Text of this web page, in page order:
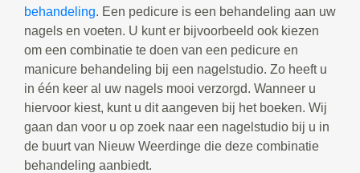
behandeling. Een pedicure is een behandeling aan uw
nagels en voeten. U kunt er bijvoorbeeld ook kiezen
om een combinatie te doen van een pedicure en
manicure behandeling bij een nagelstudio. Zo heeft u
in één keer al uw nagels mooi verzorgd. Wanneer u
hiervoor kiest, kunt u dit aangeven bij het boeken. Wij
gaan dan voor u op zoek naar een nagelstudio bij u in
de buurt van Nieuw Weerdinge die deze combinatie
behandeling aanbiedt.